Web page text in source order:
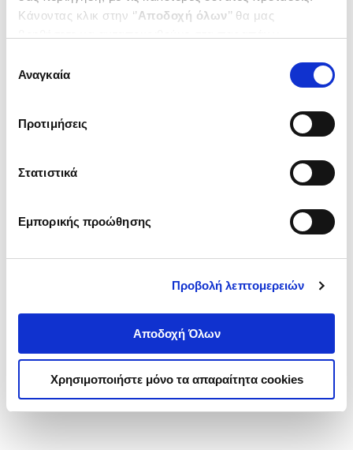
Κάνοντας κλικ στην ‘’Αποδοχή όλων’’ θα μας
ενδιαφέρουν και να επιλέξετε από τα παρακάτω με την
΄΄και να ενημερωθείτε σχετικά με
συγκατάθεσης
Αναγκαία
Προτιμήσεις
Στατιστικά
Εμπορικής προώθησης
Προβολή λεπτομερειών
Αποδοχή Όλων
Χρησιμοποιήστε μόνο τα απαραίτητα cookies